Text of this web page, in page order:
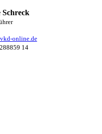
Schreck
online.de
14